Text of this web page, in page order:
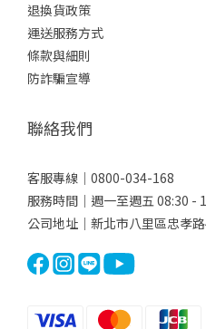
退換貨政策
運送服務方式
條款與細則
防詐騙宣導
聯絡我們
客服專線｜0800-034-168
服務時間｜週一至週五 08:30 -
公司地址｜新北市八里區忠孝